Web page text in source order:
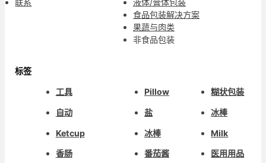
食品包装解决方案
果蔬与肉类
非食品包装
标签
工具
自动
Ketcup
香肠
Pillow
盐
冰棒
番茄酱
糊状包装
冰棒
Milk
医用用品